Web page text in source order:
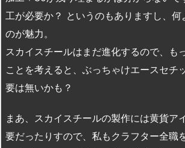
工が必要か？ というのもありますし、何
のが魅力。
スカイスチールはまだ進化するので、も
ことを考えると、ぶっちゃけエースセチ
要は無いかも？
まあ、スカイスチールの製作には黄貨ア
要だったりすので、私もクラフター全職